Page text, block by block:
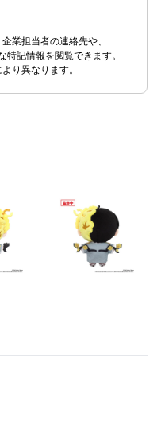
業担当者の連絡先や、
記情報を閲覧できます。
り異なります。